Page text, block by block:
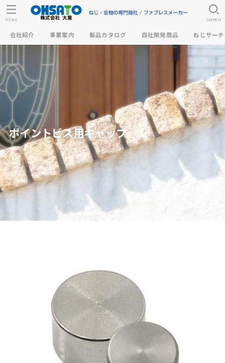
会社紹介 事業案内 製品カタログ 自社開発商品 ねじサーチ
SEARCH
MENU
ポイントビス用キャップ